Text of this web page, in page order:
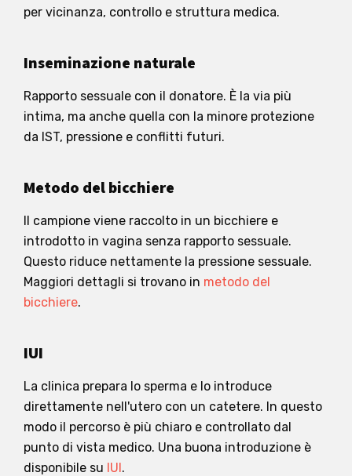
per vicinanza, controllo e struttura medica.
Inseminazione naturale
Rapporto sessuale con il donatore. È la via più
intima, ma anche quella con la minore protezione
da IST, pressione e conflitti futuri.
Metodo del bicchiere
Il campione viene raccolto in un bicchiere e
introdotto in vagina senza rapporto sessuale.
Questo riduce nettamente la pressione sessuale.
Maggiori dettagli si trovano in metodo del
bicchiere.
IUI
La clinica prepara lo sperma e lo introduce
direttamente nell'utero con un catetere. In questo
modo il percorso è più chiaro e controllato dal
punto di vista medico. Una buona introduzione è
disponibile su IUI.